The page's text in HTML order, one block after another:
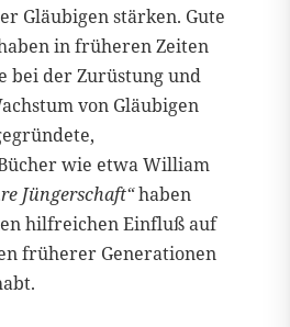
Gläubigen stärken. Gute
in früheren Zeiten
bei der Zurüstung und
von Gläubigen
wie etwa William
Jüngerschaft“haben
hilfreichen Einfluß auf
früherer Generationen